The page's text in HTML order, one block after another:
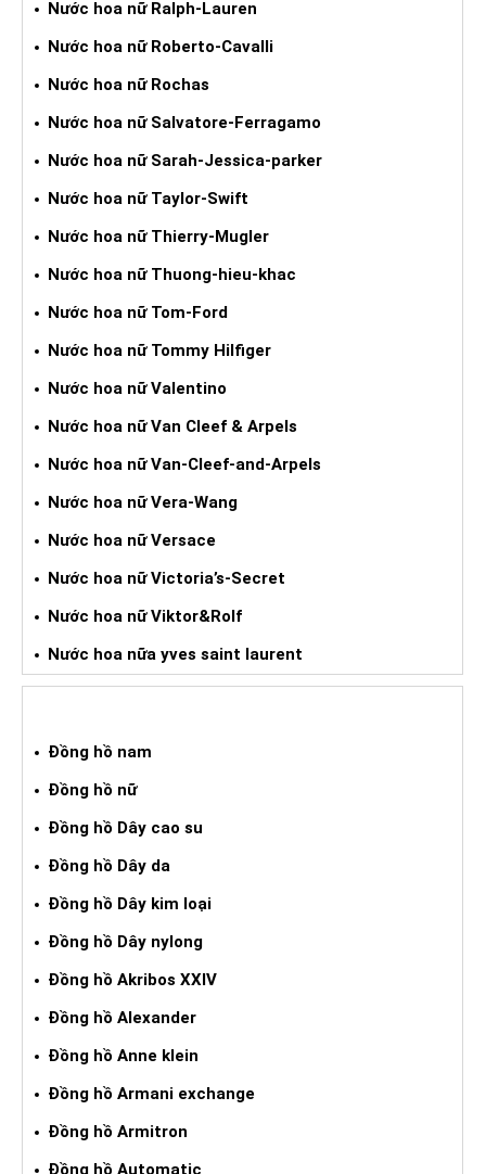
Nước hoa nữ Ralph-Lauren
Nước hoa nữ Roberto-Cavalli
Nước hoa nữ Rochas
Nước hoa nữ Salvatore-Ferragamo
Nước hoa nữ Sarah-Jessica-parker
Nước hoa nữ Taylor-Swift
Nước hoa nữ Thierry-Mugler
Nước hoa nữ Thuong-hieu-khac
Nước hoa nữ Tom-Ford
Nước hoa nữ Tommy Hilfiger
Nước hoa nữ Valentino
Nước hoa nữ Van Cleef & Arpels
Nước hoa nữ Van-Cleef-and-Arpels
Nước hoa nữ Vera-Wang
Nước hoa nữ Versace
Nước hoa nữ Victoria’s-Secret
Nước hoa nữ Viktor&Rolf
Nước hoa nữa yves saint laurent
Đồng hồ nam
Đồng hồ nữ
Đồng hồ Dây cao su
Đồng hồ Dây da
Đồng hồ Dây kim loại
Đồng hồ Dây nylong
Đồng hồ Akribos XXIV
Đồng hồ Alexander
Đồng hồ Anne klein
Đồng hồ Armani exchange
Đồng hồ Armitron
Đồng hồ Automatic